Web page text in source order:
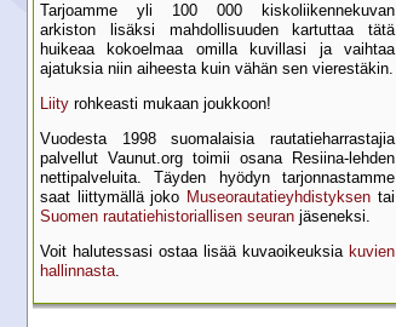
Tarjoamme yli 100 000 kisko­liikenne­kuvan
arkiston lisäksi mahdol­lisuuden kartu­ttaa tätä
huikeaa kokoelmaa omilla kuvillasi ja vaihtaa
ajatuksia niin aiheesta kuin vähän sen vierestäkin.
Liity rohkeasti mukaan joukkoon!
Vuodesta 1998 suomalaisia rautatie­harrastajia
palvellut Vaunut.org toimii osana Resiina-lehden
netti­palveluita. Täyden hyödyn tarjon­nastamme
saat liittymällä joko Museo­rautatie­yhdistyksen tai
Suomen rautatie­historial­lisen seuran jäseneksi.
Voit halutessasi ostaa lisää kuva­oikeuksia kuvien
hallinnasta.